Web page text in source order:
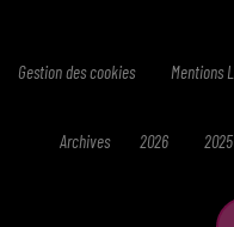
Gestion des cookies Mentions
Archives 2026 2025